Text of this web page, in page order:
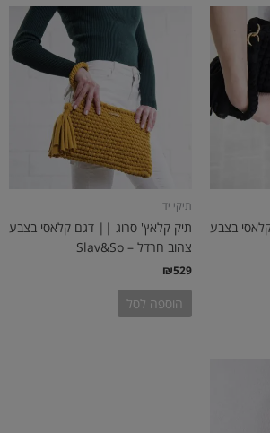
בצבע
תיקי יד
תיק קלאץ' סרוג || דגם קלאסי בצבע
צהוב חרדל – Slav&So
₪529
הוספה לסל